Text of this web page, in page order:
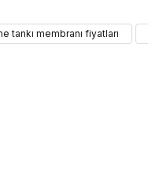
tankı membranı fiyatları